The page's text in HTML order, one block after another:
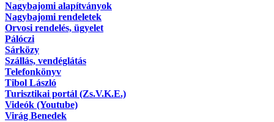
Nagybajomi alapítványok
Nagybajomi rendeletek
Orvosi rendelés, ügyelet
Pálóczi
Sárközy
Szállás, vendéglátás
Telefonkönyv
Tibol László
Turisztikai portál (Zs.V.K.E.)
Videók (Youtube)
Virág Benedek